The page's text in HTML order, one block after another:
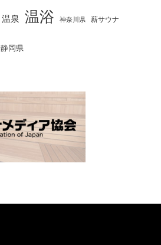
温泉 温浴 神奈川県 薪サウナ
静岡県